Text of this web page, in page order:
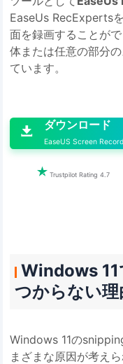
EaseUs RecExperts
面を録画することが
体または任意の部分
ています。
 ダウンロード
EaseUS Screen
 Trustpilot Rating 4.7
Windows
つからない理
Windows 11の
まざまな原因が考えら